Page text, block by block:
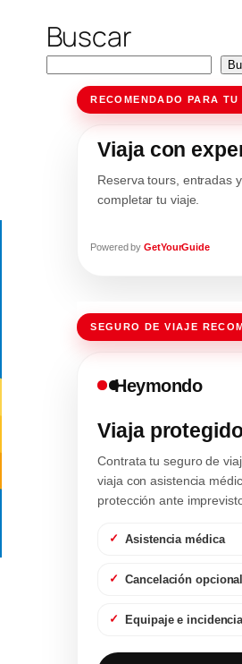
Buscar
RECOMENDADO PARA TU
Viaja con
Reserva tours, entradas
completar tu viaje.
Powered byGetYourGuide
SEGURO DE VIAJE
Heymondo
Viaja
Contrata tu seguro de
viaja con asistencia
protección ante
Asistencia médica
Cancelación opcional
Equipaje e